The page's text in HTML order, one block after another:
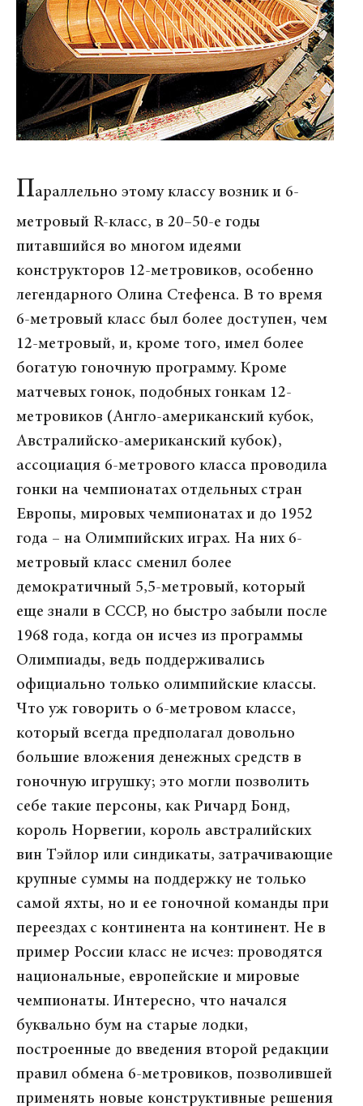
Параллельно этому классу возник и 6-
метровый R-класс, в 20–50-е годы
питавшийся во многом идеями
конструкторов 12-метровиков, особенно
легендарного Олина Стефенса. В то время
6-метровый класс был более доступен, чем
12-метровый, и, кроме того, имел более
богатую гоночную программу. Кроме
матчевых гонок, подобных гонкам 12-
метровиков (Англо-американский кубок,
Австралийско-американский кубок),
ассоциация 6-метрового класса проводила
гонки на чемпионатах отдельных стран
Европы, мировых чемпионатах и до 1952
года – на Олимпийских играх. На них 6-
метровый класс сменил более
демократичный 5,5-метровый, который
еще знали в СССР, но быстро забыли после
1968 года, когда он исчез из программы
Олимпиады, ведь поддерживались
официально только олимпийские классы.
Что уж говорить о 6-метровом классе,
который всегда предполагал довольно
большие вложения денежных средств в
гоночную игрушку; это могли позволить
себе такие персоны, как Ричард Бонд,
король Норвегии, король австралийских
вин Тэйлор или синдикаты, затрачивающие
крупные суммы на поддержку не только
самой яхты, но и ее гоночной команды при
переездах с континента на континент. Не в
пример России класс не исчез: проводятся
национальные, европейские и мировые
чемпионаты. Интересно, что начался
буквально бум на старые лодки,
построенные до введения второй редакции
правил обмена 6-метровиков, позволившей
применять новые конструктивные решения